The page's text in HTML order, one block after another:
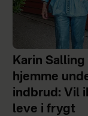
Karin Salling
hjemme
indbrud: Vil
leve i frygt